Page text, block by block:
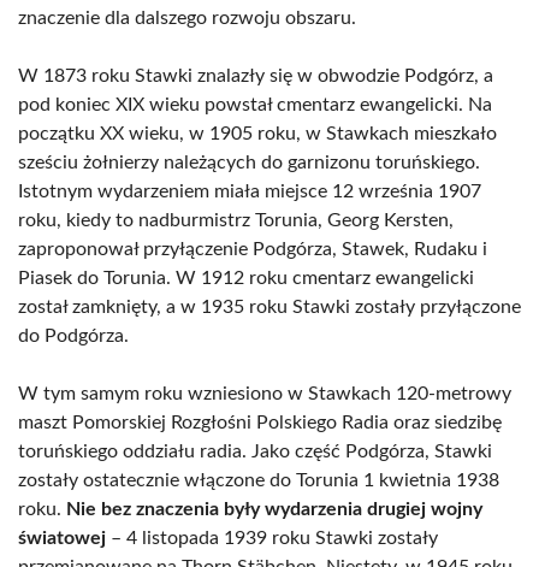
znaczenie dla dalszego rozwoju obszaru.
W 1873 roku Stawki znalazły się w obwodzie Podgórz, a
pod koniec XIX wieku powstał cmentarz ewangelicki. Na
początku XX wieku, w 1905 roku, w Stawkach mieszkało
sześciu żołnierzy należących do garnizonu toruńskiego.
Istotnym wydarzeniem miała miejsce 12 września 1907
roku, kiedy to nadburmistrz Torunia, Georg Kersten,
zaproponował przyłączenie Podgórza, Stawek, Rudaku i
Piasek do Torunia. W 1912 roku cmentarz ewangelicki
został zamknięty, a w 1935 roku Stawki zostały przyłączone
do Podgórza.
W tym samym roku wzniesiono w Stawkach 120-metrowy
maszt Pomorskiej Rozgłośni Polskiego Radia oraz siedzibę
toruńskiego oddziału radia. Jako część Podgórza, Stawki
zostały ostatecznie włączone do Torunia 1 kwietnia 1938
roku. Nie bez znaczenia były wydarzenia drugiej wojny
światowej – 4 listopada 1939 roku Stawki zostały